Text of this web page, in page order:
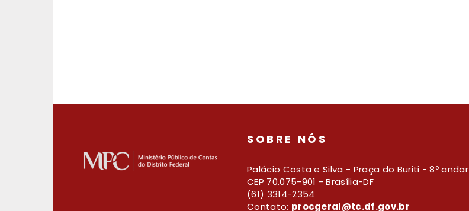
SOBRE NÓS
Palácio Costa e Silva - Praça do Buriti - 8º andar
CEP 70.075-901 - Brasília-DF
(61) 3314-2354
Contato: procgeral@tc.df.gov.br